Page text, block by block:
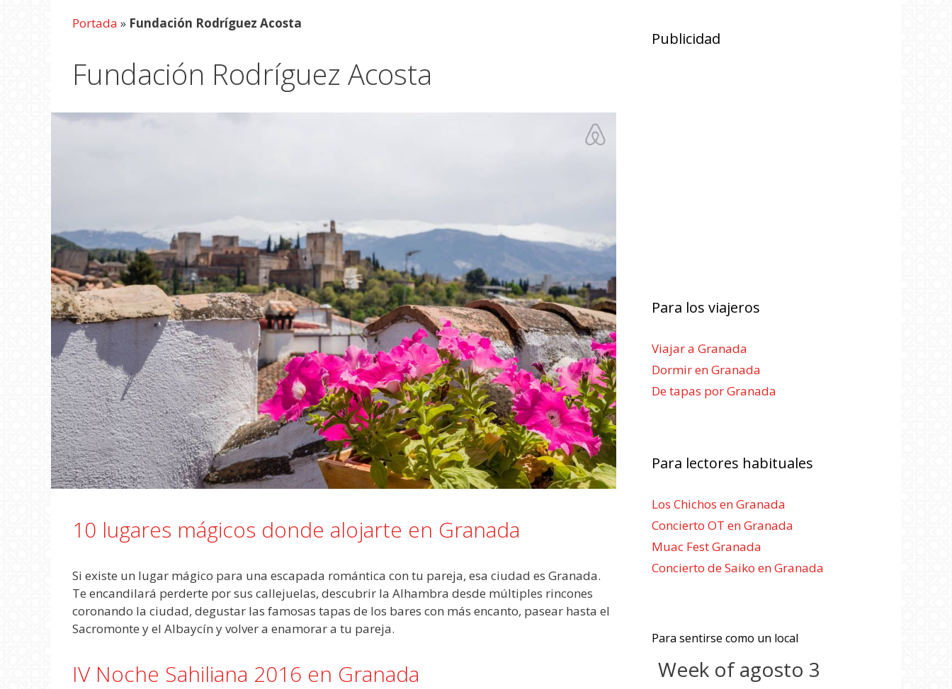
Portada » Fundación Rodríguez Acosta
Fundación Rodríguez Acosta
10 lugares mágicos donde alojarte en Granada
Si existe un lugar mágico para una escapada romántica con tu pareja, esa ciudad es Granada.
Te encandilará perderte por sus callejuelas, descubrir la Alhambra desde múltiples rincones
coronando la ciudad, degustar las famosas tapas de los bares con más encanto, pasear hasta el
Sacromonte y el Albaycín y volver a enamorar a tu pareja.
IV Noche Sahiliana 2016 en Granada
Publicidad
Para los viajeros
Viajar a Granada
Dormir en Granada
De tapas por Granada
Para lectores habituales
Los Chichos en Granada
Concierto OT en Granada
Muac Fest Granada
Concierto de Saiko en Granada
Para sentirse como un local
Week of agosto 3